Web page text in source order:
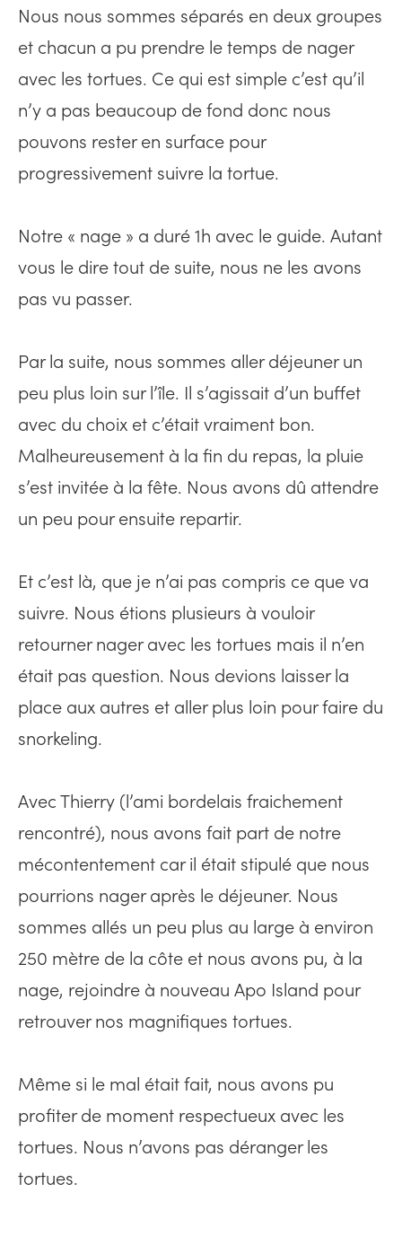
Nous nous sommes séparés en deux groupes
et chacun a pu prendre le temps de nager
avec les tortues. Ce qui est simple c’est qu’il
n’y a pas beaucoup de fond donc nous
pouvons rester en surface pour
progressivement suivre la tortue.
Notre « nage » a duré 1h avec le guide. Autant
vous le dire tout de suite, nous ne les avons
pas vu passer.
Par la suite, nous sommes aller déjeuner un
peu plus loin sur l’île. Il s’agissait d’un buffet
avec du choix et c’était vraiment bon.
Malheureusement à la fin du repas, la pluie
s’est invitée à la fête. Nous avons dû attendre
un peu pour ensuite repartir.
Et c’est là, que je n’ai pas compris ce que va
suivre. Nous étions plusieurs à vouloir
retourner nager avec les tortues mais il n’en
était pas question. Nous devions laisser la
place aux autres et aller plus loin pour faire du
snorkeling.
Avec Thierry (l’ami bordelais fraichement
rencontré), nous avons fait part de notre
mécontentement car il était stipulé que nous
pourrions nager après le déjeuner. Nous
sommes allés un peu plus au large à environ
250 mètre de la côte et nous avons pu, à la
nage, rejoindre à nouveau Apo Island pour
retrouver nos magnifiques tortues.
Même si le mal était fait, nous avons pu
profiter de moment respectueux avec les
tortues. Nous n’avons pas déranger les
tortues.